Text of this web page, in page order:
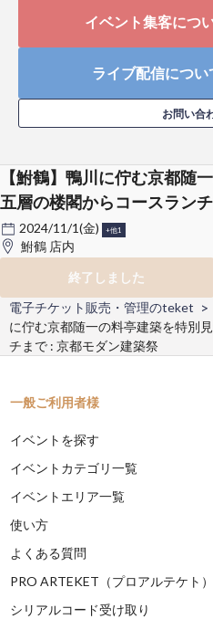
イベント集客につ
ライブ配信につ
お問い合
【鮒鶴】鴨川に佇む京都随
五層の楼閣からコースラン
2024/11/1(金) +他1
鮒鶴 店内
終了しました
電子チケット販売・管理のteket
に佇む京都随一の料亭建築を特別
チまで : 京都モダン建築祭
一般ご利用者様
イベントを探す
イベントカテゴリ一覧
イベントエリア一覧
使い方
よくある質問
PRO ARTEKET（プロアルテケト）
シリアルコード受け取り